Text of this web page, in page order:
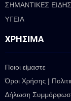
ΣΗΜΑΝΤΙΚΕΣ
ΥΓΕΙΑ
ΧΡΉΣΙΜΑ
Ποιοι είμαστε
Όροι Χρήσης |
Δήλωση